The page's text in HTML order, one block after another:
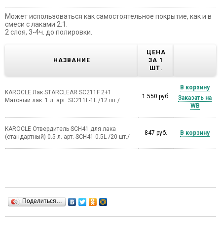
Может использоваться как самостоятельное покрытие, как и в
смеси с лаками 2:1.
2 слоя, 3-4ч. до полировки.
НАЗВАНИЕ
ЦЕНА
ЗА 1
ШТ.
KAROCLE Лак STARCLEAR SC211F 2+1
Матовый лак. 1 л. арт. SC211F-1L /12 шт./
1 550 руб.
В корзину
Заказать на
WB
KAROCLE Отвердитель SCH41 для лака
(стандартный) 0.5 л. арт. SCH41-0.5L /20 шт./
847 руб. В корзину
Поделиться…